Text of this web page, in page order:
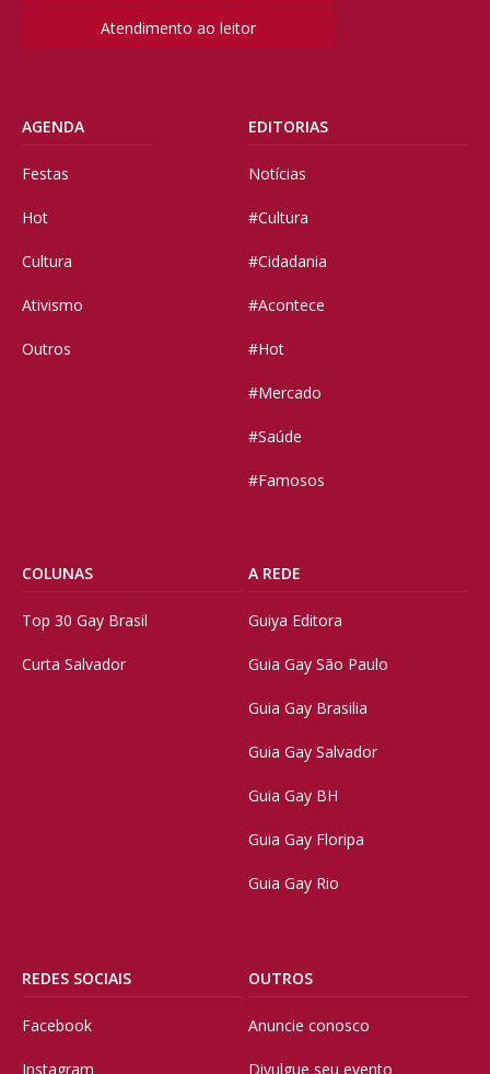
Atendimento ao leitor
AGENDA
Festas
Hot
Cultura
Ativismo
Outros
EDITORIAS
Notícias
#Cultura
#Cidadania
#Acontece
#Hot
#Mercado
#Saúde
#Famosos
COLUNAS
Top 30 Gay Brasil
Curta Salvador
A REDE
Guiya Editora
Guia Gay São Paulo
Guia Gay Brasilia
Guia Gay Salvador
Guia Gay BH
Guia Gay Floripa
Guia Gay Rio
REDES SOCIAIS
Facebook
Instagram
OUTROS
Anuncie conosco
Divulgue seu evento